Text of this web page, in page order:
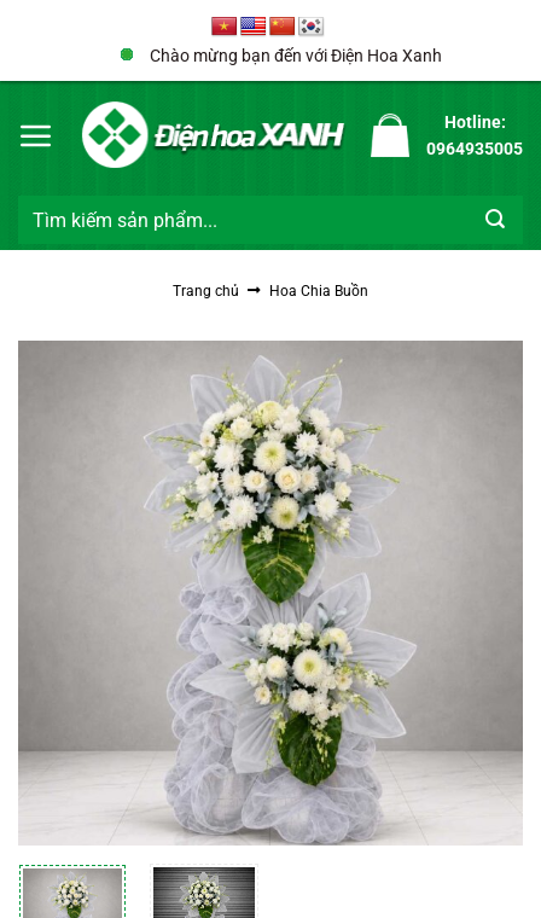
Chào mừng bạn đến với Điện Hoa Xanh
Hotline:
0964935005
Tìm
Trang chủ Hoa Chia Buồn